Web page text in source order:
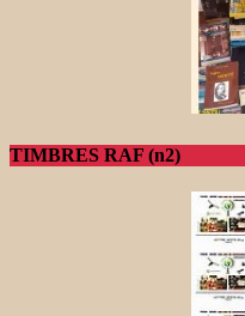
TIMBRES RAF (n2)